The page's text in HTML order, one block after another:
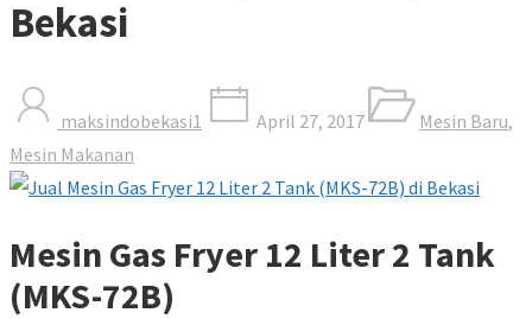
Bekasi
maksindobekasi1 April 27, 2017 Mesin Baru,
Mesin Makanan
Mesin Gas Fryer 12 Liter 2 Tank
(MKS-72B)